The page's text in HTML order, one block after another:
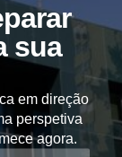
sua
em direção
perspetiva
agora.